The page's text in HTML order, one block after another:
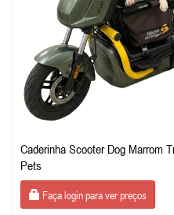
Caderinha Scooter Dog Marrom
Pets
Faça login para ver preços